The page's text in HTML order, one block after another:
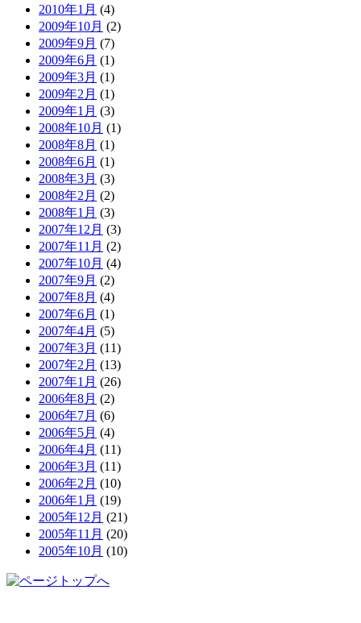
2010年1月 (4)
2009年10月 (2)
2009年9月 (7)
2009年6月 (1)
2009年3月 (1)
2009年2月 (1)
2009年1月 (3)
2008年10月 (1)
2008年8月 (1)
2008年6月 (1)
2008年3月 (3)
2008年2月 (2)
2008年1月 (3)
2007年12月 (3)
2007年11月 (2)
2007年10月 (4)
2007年9月 (2)
2007年8月 (4)
2007年6月 (1)
2007年4月 (5)
2007年3月 (11)
2007年2月 (13)
2007年1月 (26)
2006年8月 (2)
2006年7月 (6)
2006年5月 (4)
2006年4月 (11)
2006年3月 (11)
2006年2月 (10)
2006年1月 (19)
2005年12月 (21)
2005年11月 (20)
2005年10月 (10)